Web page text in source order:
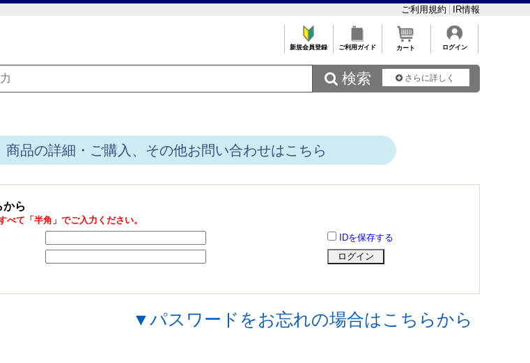
ご利用規約 IR情報
新規会員登録 ご利用ガイド カート ログイン
 検索 さらに詳しく
商品の詳細・ご購入、その他お問い合わせはこちら
から
て「半角」でご入力ください。
IDを保存する
▼パスワードをお忘れの場合はこちらから